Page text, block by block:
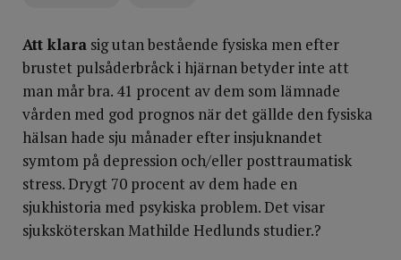
Att klara sig utan bestående fysiska men efter
brustet pulsåderbråck i hjärnan betyder inte att
man mår bra. 41 procent av dem som lämnade
vården med god prognos när det gällde den fysiska
hälsan hade sju månader efter insjuknandet
symtom på depression och/eller posttraumatisk
stress. Drygt 70 procent av dem hade en
sjukhistoria med psykiska problem. Det visar
sjuksköterskan Mathilde Hedlunds studier.?